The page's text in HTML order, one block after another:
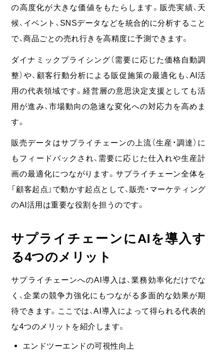
の高度化が大きな価値をもたらします。販売実績、天
候、イベント、SNSデータなどを統合的に分析すること
で、商品ごとの売れ行きを高精度に予測できます。
ダイナミックプライシング（需要に応じた価格自動調
整）や、顧客行動分析による販促施策の最適化も、AI活
用の代表領域です。経営層の意思決定支援としても活
用が進み、市場動向の急速な変化への対応力を高めま
す。
販売データはサプライチェーンの上流（生産・調達）に
もフィードバックされ、需要に応じた仕入れや生産計
画の最適化につながります。サプライチェーン全体を
「顧客起点」で動かす起点として、販売・マーケティング
のAI活用は重要な役割を担うのです。
サプライチェーンにAIを導入す
る4つのメリット
サプライチェーンへのAI導入は、業務効率化だけでな
く、企業の競争力強化にもつながる多面的な効果が期
待できます。ここでは、AI導入によって得られる代表的
な4つのメリットを紹介します。
エンドツーエンドの可視性向上